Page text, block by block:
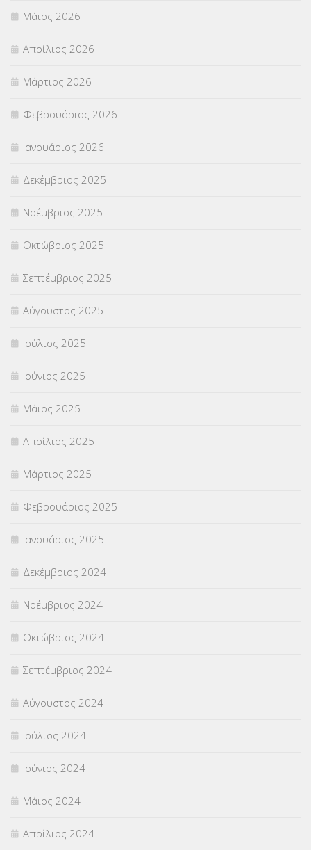
ΣΕΜΙΝΑΡΙΑ – ΗΜΕΡΙΔΕΣ
ΣΕΠ(50)
ΣΤΕΛΕΧΗ (360)
ΣΥΜΒΟΥΛΕΥΤΙΚΟΣ ΣΤΑΘΜΟΣ ΝΕΩΝ
ΣΥΝΤΑΞΕΙΣ(12)
ΣΧΟΛΙΚΟΙ ΣΥΜΒΟΥΛΟΙ
ΥΠΕΡΑΡΙΘΜΟΙ(1)
ΥΠΟΤΡΟΦΙΕΣ(28)
ΦΥΣΙΚΗ ΑΓΩΓΗ(692)
Χωρίς κατηγορία
Μάιος 2026
Απρίλιος 2026
Μάρτιος 2026
Φεβρουάριος 2026
Ιανουάριος 2026
Δεκέμβριος 2025
Νοέμβριος 2025
Οκτώβριος 2025
Σεπτέμβριος 2025
Αύγουστος 2025
Ιούλιος 2025
Ιούνιος 2025
Μάιος 2025
Απρίλιος 2025
Μάρτιος 2025
Φεβρουάριος 2025
Ιανουάριος 2025
Δεκέμβριος 2024
Νοέμβριος 2024
Οκτώβριος 2024
Σεπτέμβριος 2024
Αύγουστος 2024
Ιούλιος 2024
Ιούνιος 2024
Μάιος 2024
Απρίλιος 2024